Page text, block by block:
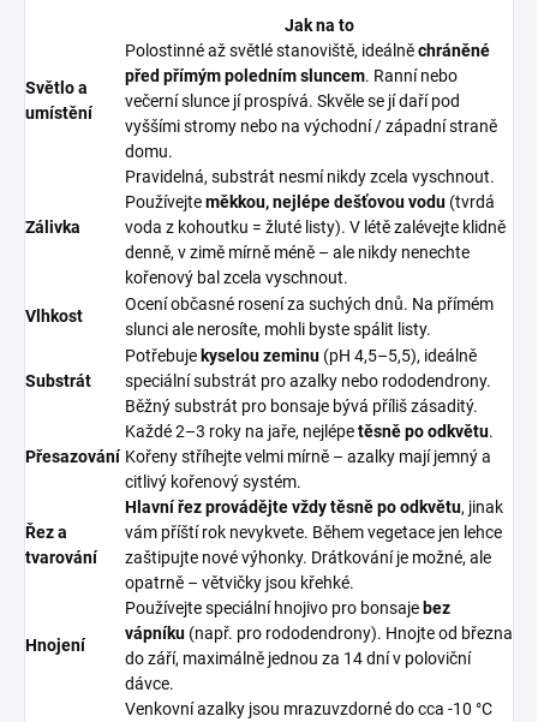
Jak na to
Světlo a
umístění
Polostinné až světlé stanoviště, ideálněchráněné
před přímým poledním sluncem. Ranní nebo
večerní slunce jí prospívá. Skvěle se jí daří pod
vyššími stromy nebo na východní / západní straně
domu.
Zálivka
Pravidelná, substrát nesmí nikdy zcela vyschnout.
Používejteměkkou, nejlépe dešťovou vodu (tvrdá
voda z kohoutku = žluté listy). V létě zalévejte klidně
denně, v zimě mírně méně – ale nikdy nenechte
kořenový bal zcela vyschnout.
Vlhkost
Ocení občasné rosení za suchých dnů. Na přímém
slunci ale nerosíte, mohli byste spálit listy.
Substrát
Potřebuje kyselou zeminu (pH 4,5–5,5), ideálně
speciální substrát pro azalky nebo rododendrony.
Běžný substrát pro bonsaje bývá příliš zásaditý.
Přesazování
Každé 2–3 roky na jaře, nejlépetěsně po odkvětu.
Kořeny stříhejte velmi mírně – azalky mají jemný a
citlivý kořenový systém.
Řez a
tvarování
Hlavní řez provádějte vždy těsně po odkvětu, jinak
vám příští rok nevykvete. Během vegetace jen lehce
zaštipujte nové výhonky. Drátkování je možné, ale
opatrně – větvičky jsou křehké.
Hnojení
Používejte speciální hnojivo pro bonsaje bez
vápníku (např. pro rododendrony). Hnojte od března
do září, maximálně jednou za 14 dní v poloviční
dávce.
Venkovní azalky jsou mrazuvzdorné do cca -10 °C